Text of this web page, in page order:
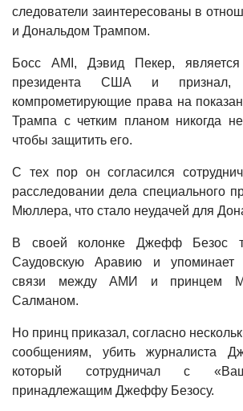
следователи заинтересованы в
и Дональдом Трампом.
Босс AMI, Дэвид Пекер,
президента США и признал,
компрометирующие права на
Трампа с четким планом никогда
чтобы защитить его.
С тех пор он согласился
расследовании дела специального
Мюллера, что стало неудачей для
В своей колонке Джефф Безос
Саудовскую Аравию и упоминает
связи между АМИ и принцем
Салманом.
Но принц приказал, согласно
сообщениям, убить журналиста
который сотрудничал с
принадлежащим Джеффу Безосу.